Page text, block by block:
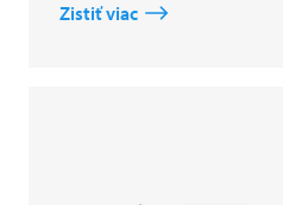
Zistiť viac